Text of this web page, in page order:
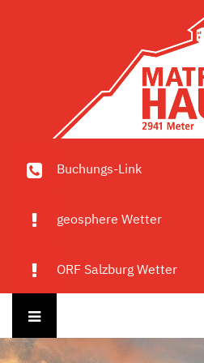
Buchungs-Link
geosphere Wetter
ORF Salzburg Wetter